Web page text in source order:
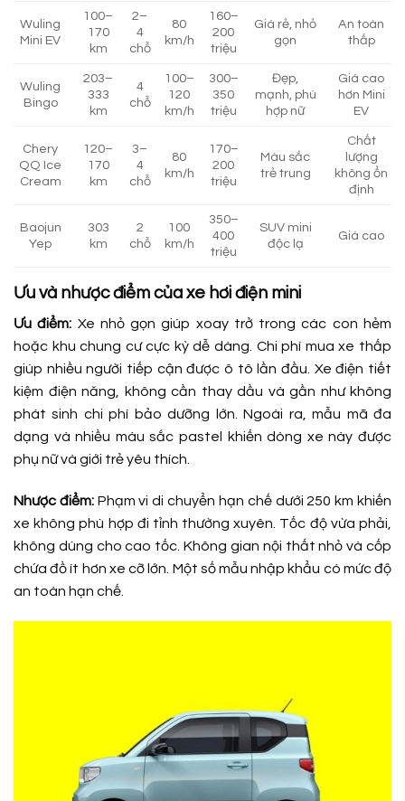
Wuling
Mini EV
100–
170
km
2–
4
chỗ
80
km/h
160–
200
triệu
Giá rẻ, nhỏ
gọn
An toàn
thấp
Wuling
Bingo
203–
333
km
4
chỗ
100–
120
km/h
300–
350
triệu
Đẹp,
mạnh, phù
hợp nữ
Giá cao
hơn Mini
EV
Chery
QQ Ice
Cream
120–
170
km
3–
4
chỗ
80
km/h
170–
200
triệu
Màu sắc
trẻ trung
Chất
lượng
không ổn
định
Baojun
Yep
303
km
2
chỗ
100
km/h
350–
400
triệu
SUV mini
độc lạ
Giá cao
Ưu và nhược điểm của xe hơi điện mini
Ưu điểm: Xe nhỏ gọn giúp xoay trở trong các con hẻm
hoặc khu chung cư cực kỳ dễ dàng. Chi phí mua xe thấp
giúp nhiều người tiếp cận được ô tô lần đầu. Xe điện tiết
kiệm điện năng, không cần thay dầu và gần như không
phát sinh chi phí bảo dưỡng lớn. Ngoài ra, mẫu mã đa
dạng và nhiều màu sắc pastel khiến dòng xe này được
phụ nữ và giới trẻ yêu thích.
Nhược điểm:Phạm vi di chuyển hạn chế dưới 250 km khiến
xe không phù hợp đi tỉnh thường xuyên. Tốc độ vừa phải,
không dùng cho cao tốc. Không gian nội thất nhỏ và cốp
chứa đồ ít hơn xe cỡ lớn. Một số mẫu nhập khẩu có mức độ
an toàn hạn chế.